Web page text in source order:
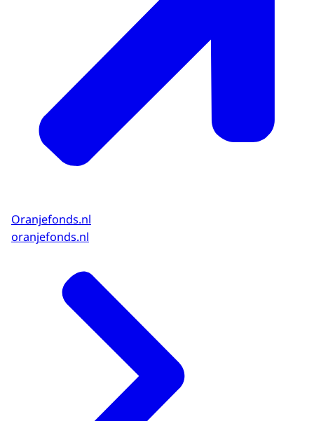
Oranjefonds.nl
oranjefonds.nl